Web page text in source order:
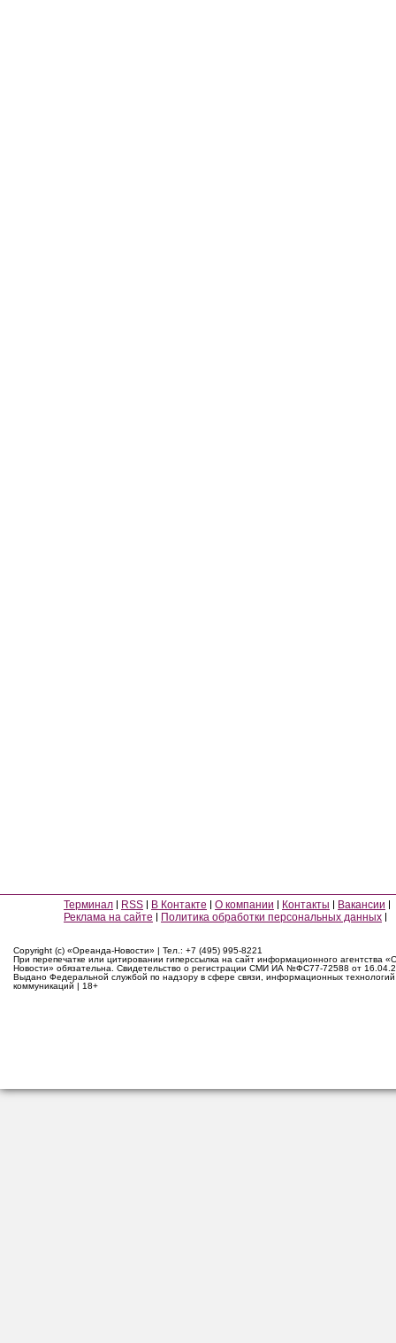
Терминал RSS В Контакте О компании Контакты
Вакансии
Реклама на сайте
Политика обработки персональных данных
Copyright (c) «Ореанда-Новости» | Тел.: +7 (495) 995-8221
При перепечатке или цитировании гиперссылка на сайт информационного агентства
Новости» обязательна. Свидетельство о регистрации СМИ ИА №ФС77-72588 от
Выдано Федеральной службой по надзору в сфере связи, информационных
коммуникаций | 18+